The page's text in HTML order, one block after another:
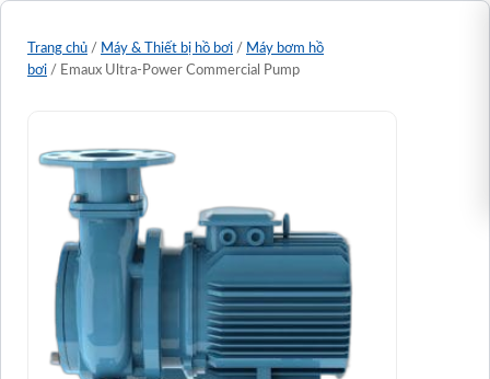
Trang chủ / Máy & Thiết bị hồ bơi / Máy bơm hồ
bơi / Emaux Ultra-Power Commercial Pump